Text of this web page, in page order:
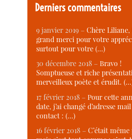
Derniers commentaires
9 janvier 2019 –Chère Liliane,
grand merci pour votre
surtout pour votre (…)
30 décembre 2018 –Bravo !
Somptueuse et riche
merveilleux poète et érudit.
17 février 2018 –Pour cette
date, j’ai changé d’adresse
contact : (…)
16 février 2018 –C’était même